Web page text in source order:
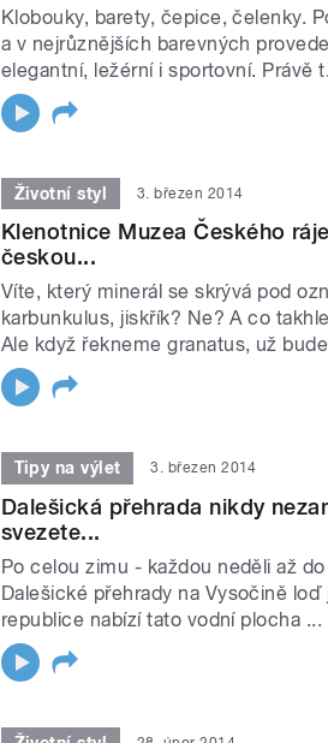
Klobouky, barety, čepice, čelenky.
a v nejrůznějších barevných
elegantní, ležérní i sportovní. Právě
Životní styl 3. březen 2014
Klenotnice Muzea Českého
českou...
Víte, který minerál se skrývá pod
karbunkulus, jiskřík? Ne? A co
Ale když řekneme granatus, už
Tipy na výlet 3. březen 2014
Dalešická přehrada nikdy
svezete...
Po celou zimu - každou neděli až
Dalešické přehrady na Vysočině
republice nabízí tato vodní plocha ...